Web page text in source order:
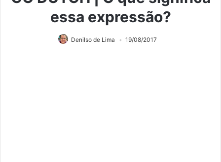
essa expressão?
Denilso de Lima 19/08/2017